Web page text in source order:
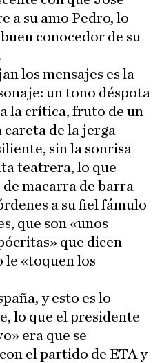
a su amo Pedro, lo
conocedor de su
los mensajes es la
un tono déspota
la crítica, fruto de un
de la jerga
sin la sonrisa
teatrera, lo que
de macarra de barra
a su fiel fámulo
que son «unos
que dicen
le «toquen los
y esto es lo
lo que el presidente
era que se
el partido de ETA y